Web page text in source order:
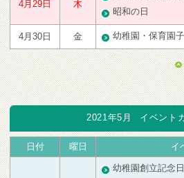
4月29日 木
昭和の日
4月30日 金 幼稚園・保育園
2021年5月 イベント
日付 曜日 イ
幼稚園創立記念日